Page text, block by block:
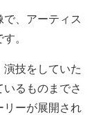
、アーティス
。
技をしていた
るものまでさ
リーが展開され